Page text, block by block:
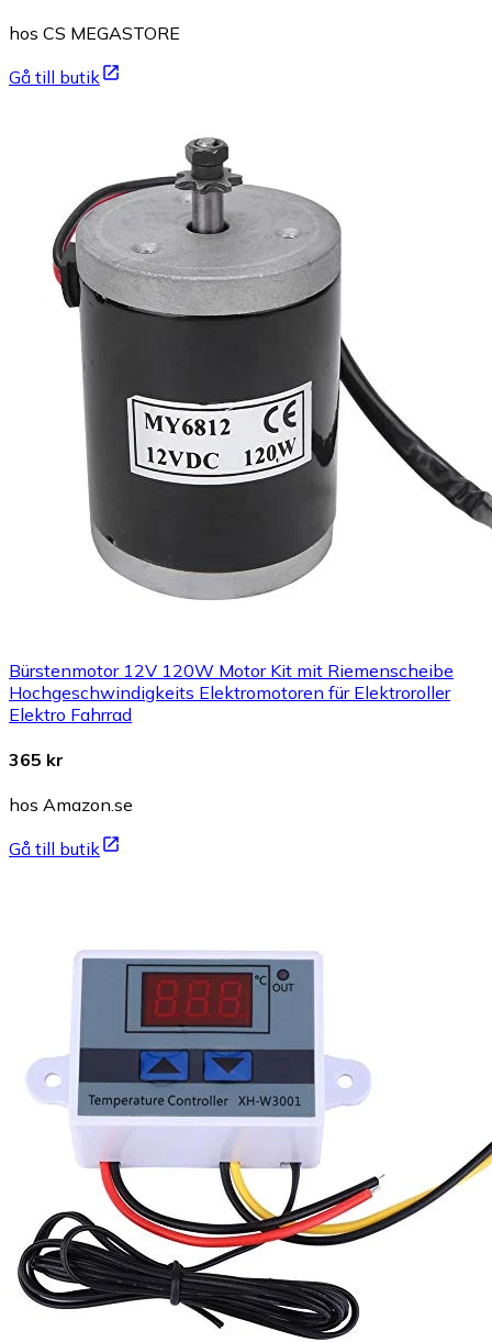
hos CS MEGASTORE
Gå till butik
Bürstenmotor 12V 120W Motor Kit mit Riemenscheibe
Hochgeschwindigkeits Elektromotoren für Elektroroller
Elektro Fahrrad
365 kr
hos Amazon.se
Gå till butik